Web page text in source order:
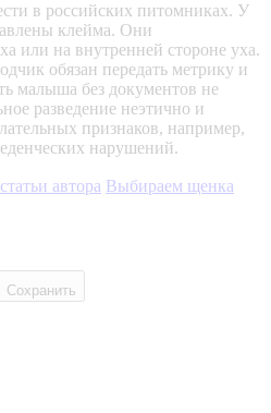
в российских питомниках. У
клейма. Они
или на внутренней стороне уха.
обязан передать метрику и
малыша без документов не
разведение неэтично и
признаков, например,
нарушений.
автора Выбираем щенка
Сохранить